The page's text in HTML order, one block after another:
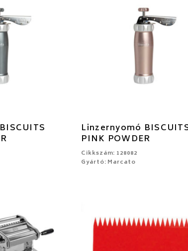
Linzernyomó
PINK POWDER
Cikkszám: 128082
Gyártó: Marcato